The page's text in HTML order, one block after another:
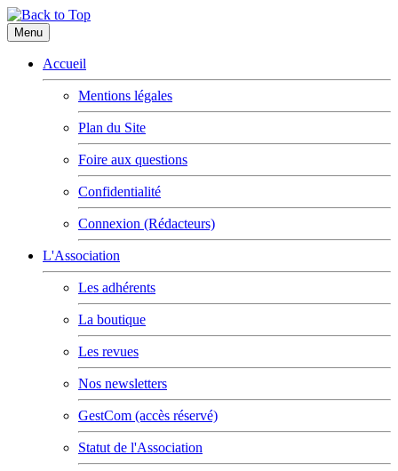
Menu
Accueil
Mentions légales
Plan du Site
Foire aux questions
Confidentialité
Connexion (Rédacteurs)
L'Association
Les adhérents
La boutique
Les revues
Nos newsletters
GestCom (accès réservé)
Statut de l'Association